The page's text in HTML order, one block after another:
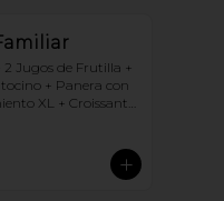
2 Jugos de Frutilla +
+ Panera con
XL + Croissant